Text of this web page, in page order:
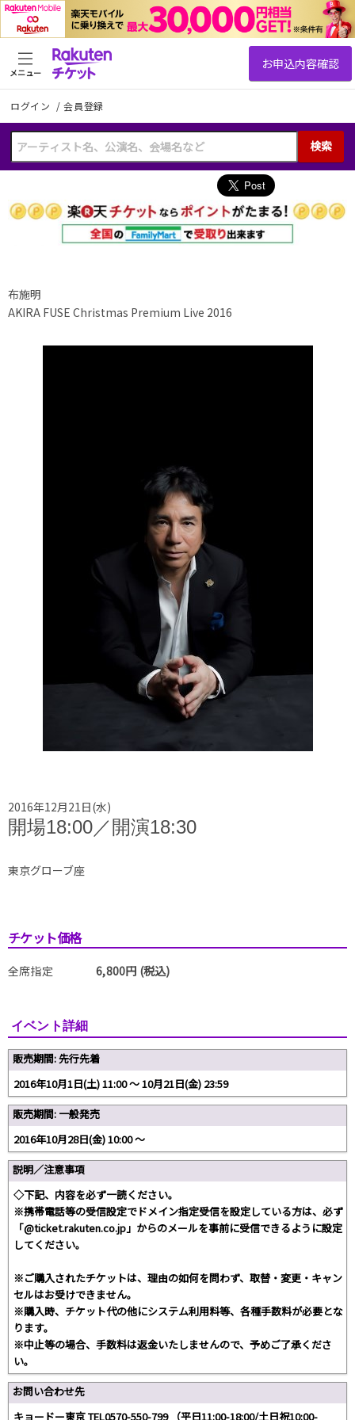
ログイン /会員登録
検索
メニュー
布施明
AKIRA FUSE Christmas Premium Live 2016
2016年12月21日(水)
開場18:00／開演18:30
東京グローブ座
チケット価格
全席指定 6,800円 (税込)
イベント詳細
販売期間: 先行先着
2016年10月1日(土) 11:00 〜 10月21日(金) 23:59
販売期間: 一般発売
2016年10月28日(金) 10:00 〜
説明／注意事項
◇下記、内容を必ず一読ください。
※携帯電話等の受信設定でドメイン指定受信を設定している方は、必ず
「@ticket.rakuten.co.jp」からのメールを事前に受信できるように設定
してください。
※ご購入されたチケットは、理由の如何を問わず、取替・変更・キャン
セルはお受けできません。
※購入時、チケット代の他にシステム利用料等、各種手数料が必要とな
ります。
※中止等の場合、手数料は返金いたしませんので、予めご了承くださ
い。
お問い合わせ先
キョードー東京 TEL0570-550-799 （平日11:00-18:00/土日祝10:00-